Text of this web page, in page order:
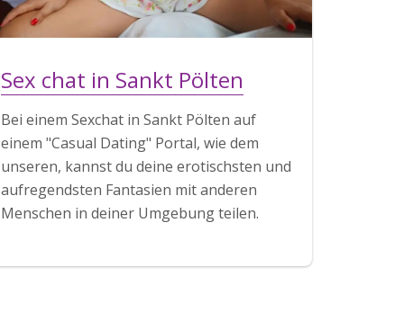
Sex chat in Sankt Pölten
Bei einem Sexchat in Sankt Pölten auf
einem "Casual Dating" Portal, wie dem
unseren, kannst du deine erotischsten und
aufregendsten Fantasien mit anderen
Menschen in deiner Umgebung teilen.